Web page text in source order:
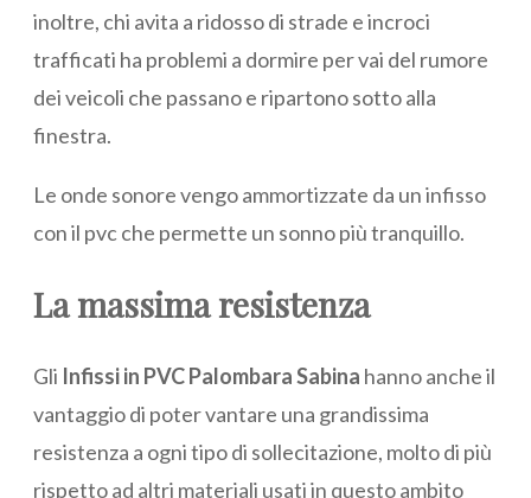
inoltre, chi avita a ridosso di strade e incroci
trafficati ha problemi a dormire per vai del rumore
dei veicoli che passano e ripartono sotto alla
finestra.
Le onde sonore vengo ammortizzate da un infisso
con il pvc che permette un sonno più tranquillo.
La massima resistenza
Gli Infissi in PVC Palombara Sabina hanno anche il
vantaggio di poter vantare una grandissima
resistenza a ogni tipo di sollecitazione, molto di più
rispetto ad altri materiali usati in questo ambito